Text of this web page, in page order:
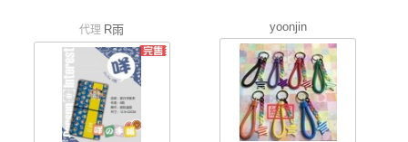
代理 R雨 yoonjin